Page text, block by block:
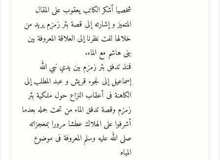
شخصيا أشكر الكاتب يعقوب على المقال
المتميز و إشارته إلى قصة بئر زمزم يريد من
خلالها لفت نظرنا إلى العلاقة المعروفة بين
بنى هاشم مع الماء.
فمنذ تدفق بئر زمزم بين يدي نبي الله
إسماعيل إلى لجوء قريش و عبد المطلب إلى
الكاهنة فى أعقاب النزاع حول ملكية بئر
زمزم وقصة تدفق الماء من تحت جمله بعدما
أشرفوا على الهلاك عطشا مرورا بمعجزاته
صلى الله عليه وسلم المعروفة فى موضوع
المياه